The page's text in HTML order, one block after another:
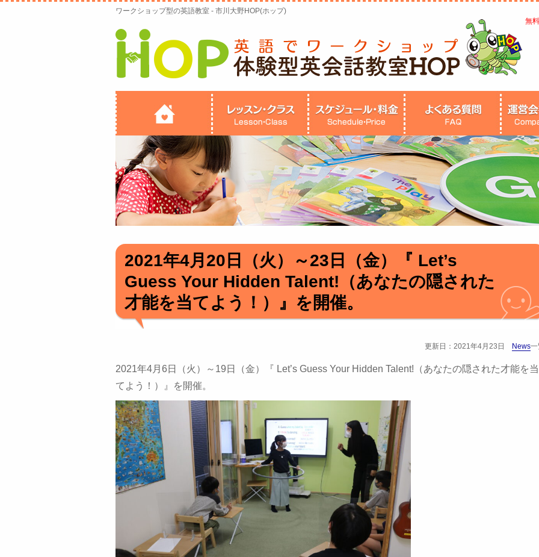
ワークショップ型の英語教室 - 市川大野HOP(ホップ)
無
2021年4月20日（火）～23日（金）『 Let’s
Guess Your Hidden Talent!（あなたの隠された
才能を当てよう！）』を開催。
更新日：2021年4月23日 News
2021年4月6日（火）～19日（金）『 Let’s Guess Your Hidden Talent!（あなたの隠された才能を当
てよう！）』を開催。